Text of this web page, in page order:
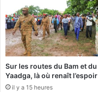
g
u
e
s
e
t
c
u
i
n
q
o
g
a
n
Sur les routes du Bam et du
Yaadga, là où renaît l’espoir
il y a 15 heures